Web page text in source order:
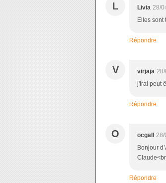
L Livia 28/
Elles sont
Répondre
V virjaja
j'irai peut
Répondre
O ocgall
28/
Bonjour
Répondre